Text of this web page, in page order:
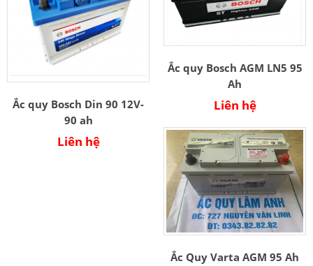
Ắc quy Bosch Din 90 12V-
90 ah
Liên hệ
Ắc quy Bosch AGM LN5 95
Ah
Liên hệ
Ắc Quy Varta AGM 95 Ah